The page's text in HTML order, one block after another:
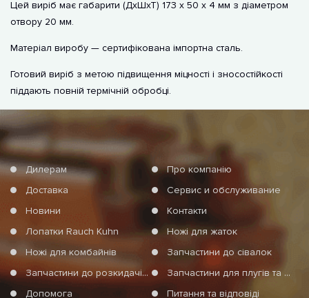
Цей виріб має габарити (ДхШхТ) 173 х 50 х 4 мм з діаметром
отвору 20 мм.
Матеріал виробу — сертифікована імпортна сталь.
Готовий виріб з метою підвищення міцності і зносостійкості
піддають повній термічній обробці.
Дилерам
Про компанію
Доставка
Сервис и обслуживание
Новини
Контакти
Лопатки Rauch Kuhn
Ножі для жаток
Ножі для комбайнів
Запчастини до сівалок
Запчастини до розкидачів мінеральних добрив
Запчастини для плугів та агротехніки
Допомога
Питання та відповіді